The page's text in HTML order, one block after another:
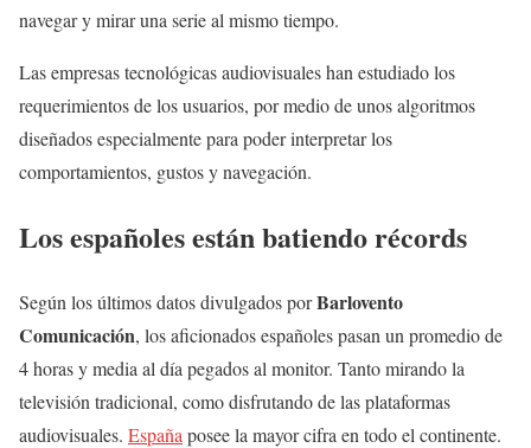
navegar y mirar una serie al mismo tiempo.
Las empresas tecnológicas audiovisuales han estudiado los
requerimientos de los usuarios, por medio de unos algoritmos
diseñados especialmente para poder interpretar los
comportamientos, gustos y navegación.
Los españoles están batiendo récords
Según los últimos datos divulgados porBarlovento
Comunicación, los aficionados españoles pasan un promedio de
4 horas y media al día pegados al monitor. Tanto mirando la
televisión tradicional, como disfrutando de las plataformas
audiovisuales. España posee la mayor cifra en todo el continente.